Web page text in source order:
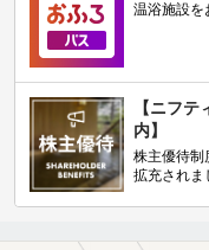
温浴施設を
【ニフ
内】
株主優待制
拡充されま